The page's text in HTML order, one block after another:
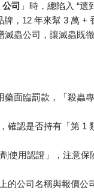
公司 」時，總陷入 “選
， 12 年來幫 3 萬 +
滅蟲公司，讓滅蟲既
藥面臨罰款，「殺蟲專
確認是否持有「第 1
使用認證」，注意保
的公司名稱與報價公